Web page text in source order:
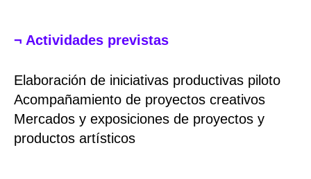
¬ Actividades previstas
Elaboración de iniciativas productivas piloto
Acompañamiento de proyectos creativos
Mercados y exposiciones de proyectos y
productos artísticos